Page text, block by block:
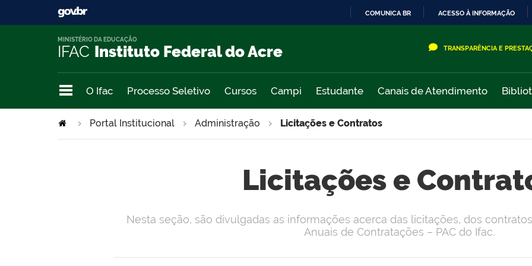
COMUNICA BR ACESSO À INFORMAÇÃO
IFAC Instituto Federal do Acre
MINISTÉRIO DA EDUCAÇÃO
TRANSPARÊNCIA E
O Ifac Processo Seletivo Cursos Campi Estudante Canais de Atendimento
Portal Institucional Administração Licitações e Contratos
Licitações e
Nesta seção, são divulgadas as informações acerca das licitações, dos
Anuais de Contratações – PAC do Ifac.